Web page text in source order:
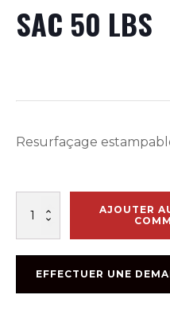
SAC 50 LBS
Resurfaçage
TINTABLE,
SAC
AJOUTER
EFFECTUER UNE